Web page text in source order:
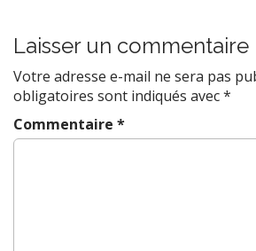
n
a
v
i
g
Laisser un commentaire
Votre adresse e-mail ne sera pas
obligatoires sont indiqués avec*
Commentaire *